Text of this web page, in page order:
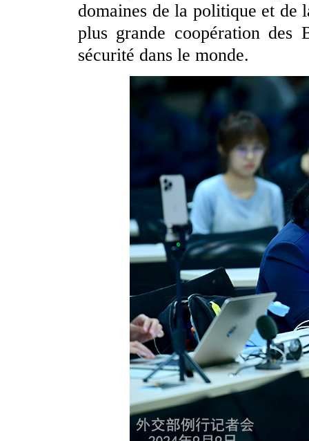
domaines de la politique et de
plus grande coopération
sécurité dans le monde.